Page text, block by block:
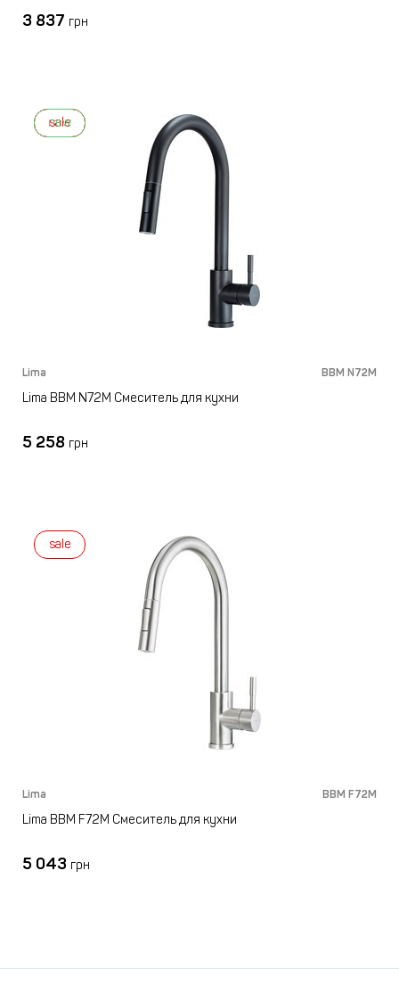
3 837 грн
sale
new
Lima BBM N72M
Lima BBM N72M Смеситель для кухни
5 258 грн
sale
Lima BBM F72M
Lima BBM F72M Смеситель для кухни
5 043 грн